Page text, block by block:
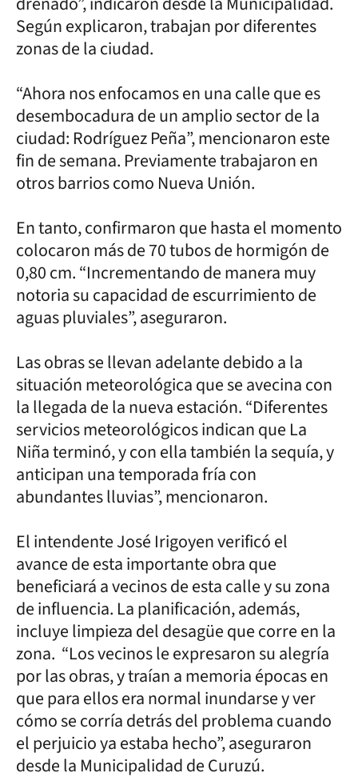
Según explicaron, trabajan por diferentes
zonas de la ciudad.
“Ahora nos enfocamos en una calle que es
desembocadura de un amplio sector de la
ciudad: Rodríguez Peña”, mencionaron este
fin de semana. Previamente trabajaron en
otros barrios como Nueva Unión.
En tanto, confirmaron que hasta el momento
colocaron más de 70 tubos de hormigón de
0,80 cm. “Incrementando de manera muy
notoria su capacidad de escurrimiento de
aguas pluviales”, aseguraron.
Las obras se llevan adelante debido a la
situación meteorológica que se avecina con
la llegada de la nueva estación. “Diferentes
servicios meteorológicos indican que La
Niña terminó, y con ella también la sequía, y
anticipan una temporada fría con
abundantes lluvias”, mencionaron.
El intendente José Irigoyen verificó el
avance de esta importante obra que
beneficiará a vecinos de esta calle y su zona
de influencia. La planificación, además,
incluye limpieza del desagüe que corre en la
zona. “Los vecinos le expresaron su alegría
por las obras, y traían a memoria épocas en
que para ellos era normal inundarse y ver
cómo se corría detrás del problema cuando
el perjuicio ya estaba hecho”, aseguraron
desde la Municipalidad de Curuzú.